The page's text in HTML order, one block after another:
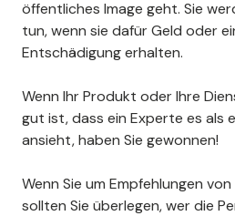
öffentliches Image geht. Sie
tun, wenn sie dafür Geld oder
Entschädigung erhalten.
Wenn Ihr Produkt oder Ihre
gut ist, dass ein Experte es als
ansieht, haben Sie gewonnen!
Wenn Sie um Empfehlungen
sollten Sie überlegen, wer die